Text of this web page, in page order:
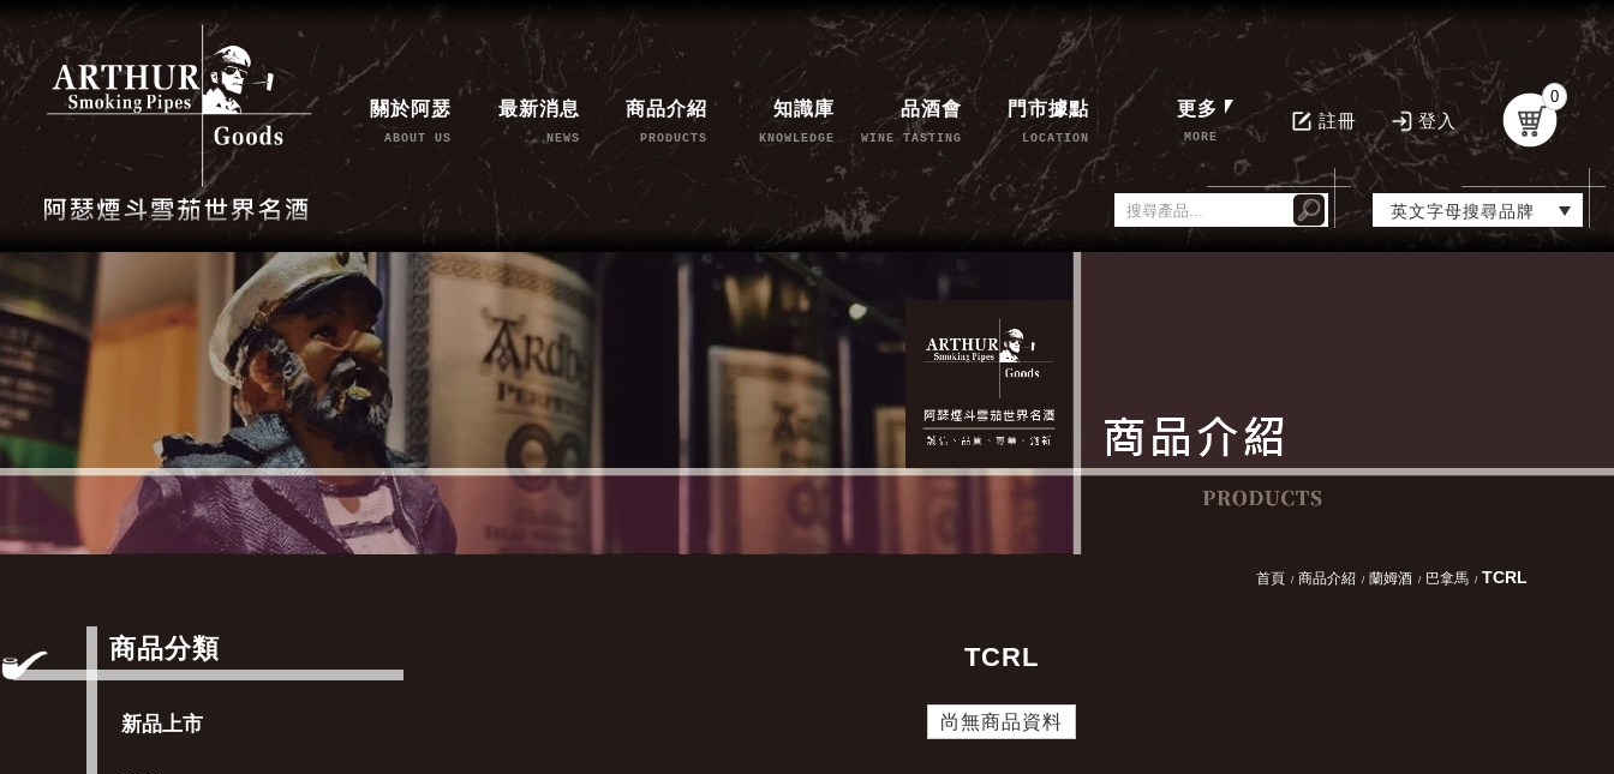
關於阿瑟
ABOUT US
最新消息
NEWS
商品介紹
PRODUCTS
知識庫
KNOWLEDGE
品酒會
WINE TASTING
門市據點
LOCATION
更多
MORE
註冊 登入
0
英文字母搜尋品牌
首頁 商品介紹 蘭姆酒 巴拿馬 TCRL
商品分類
新品上市
TCRL
尚無商品資料